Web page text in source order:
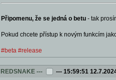
Připomenu, že se jedná o betu - tak
Pokud chcete přístup k novým funkcím
#beta #release
REDSNAKE --- --- 15:59:51